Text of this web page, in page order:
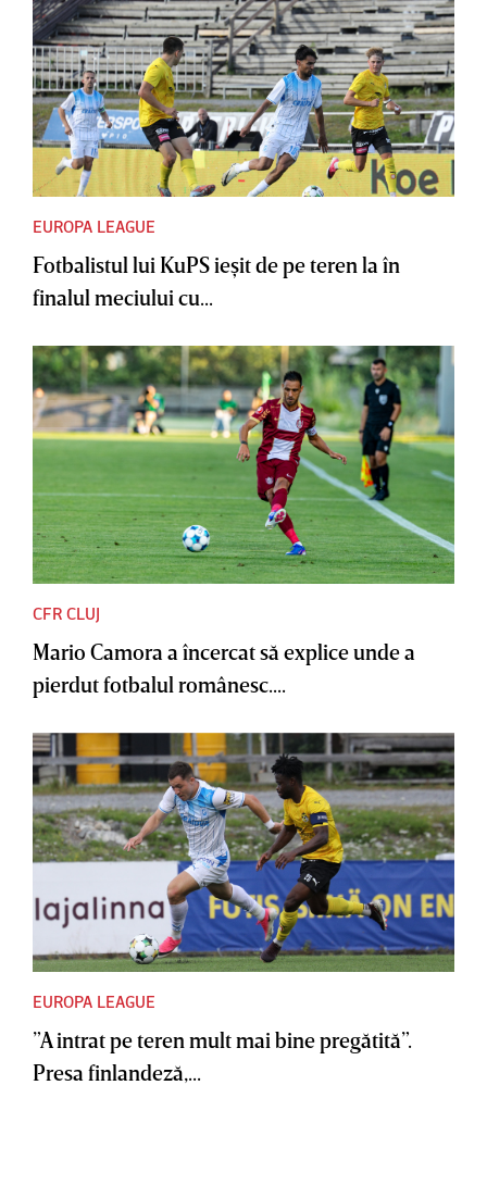
EUROPA LEAGUE
Fotbalistul lui KuPS ieşit de pe teren la în
finalul meciului cu...
CFR CLUJ
Mario Camora a încercat să explice unde a
pierdut fotbalul românesc....
EUROPA LEAGUE
”A intrat pe teren mult mai bine pregătită”.
Presa finlandeză,...